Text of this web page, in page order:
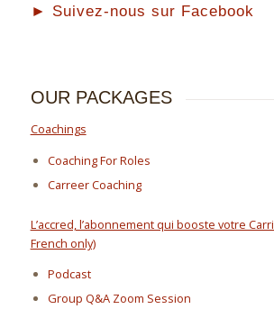
► Suivez-nous sur Facebook
OUR PACKAGES
Coachings
Coaching For Roles
Carreer Coaching
L’accred, l’abonnement qui booste votre
French only)
Podcast
Group Q&A Zoom Session